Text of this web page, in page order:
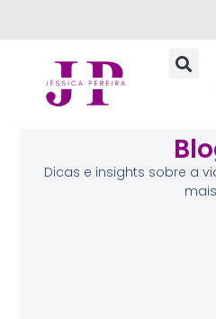
Dicas e insights sobre a